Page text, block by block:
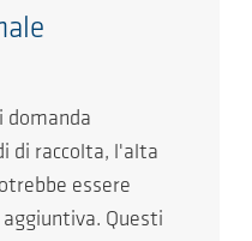
domanda
di raccolta, l'alta
essere
Questi